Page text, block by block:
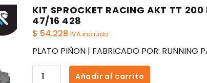
KIT SPROCKET RACING AKT TT 200
47/16 428
$ 54.228 IVA incluido
PLATO PIÑON | FABRICADO POR: RUNNING
KIT
Añadir al carrito